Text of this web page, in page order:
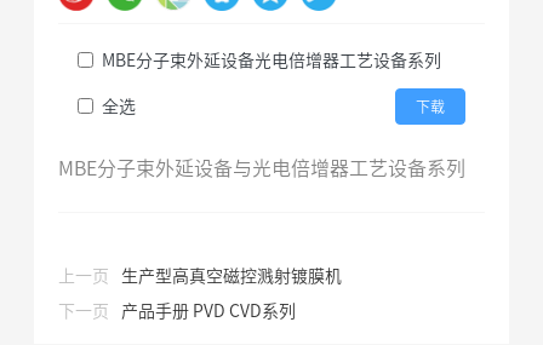
MBE分子束外延设备光电倍增器工艺设备系列
全选 下载
MBE分子束外延设备与光电倍增器工艺设备系列
上一页 生产型高真空磁控溅射镀膜机
下一页 产品手册 PVD CVD系列